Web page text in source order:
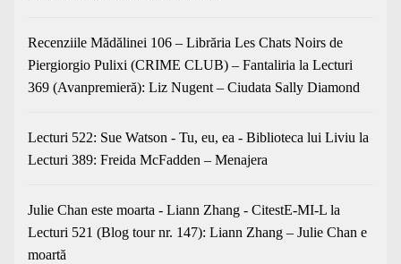
Recenziile Mădălinei 106 – Librăria Les Chats Noirs de
Piergiorgio Pulixi (CRIME CLUB) – Fantaliria la Lecturi
369 (Avanpremieră): Liz Nugent – Ciudata Sally Diamond
Lecturi 522: Sue Watson - Tu, eu, ea - Biblioteca lui Liviu la
Lecturi 389: Freida McFadden – Menajera
Julie Chan este moarta - Liann Zhang - CitestE-MI-L la
Lecturi 521 (Blog tour nr. 147): Liann Zhang – Julie Chan e
moartă